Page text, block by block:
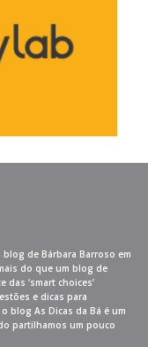
de Bárbara Barroso em
do que um blog de
‘smart choices’
e dicas para
blog As Dicas da Bá é um
partilhamos um pouco